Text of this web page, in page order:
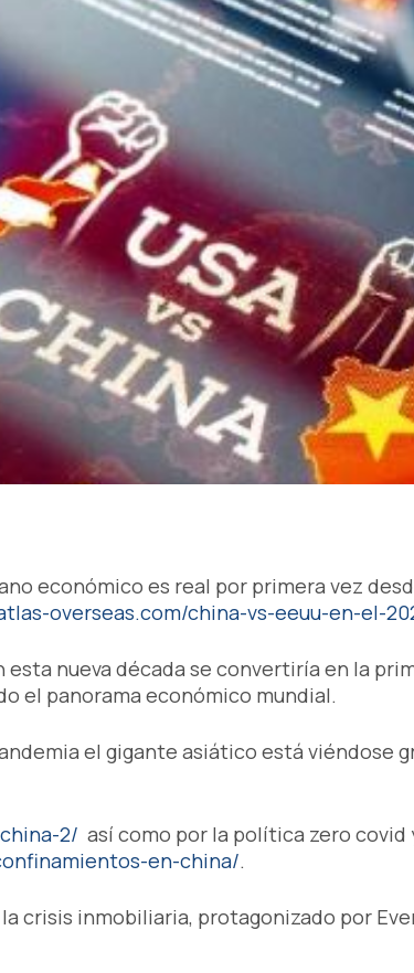
económico es real por primera vez
overseas.com/china-vs-eeuu-en-el-
nueva década se convertiría en la
el panorama económico mundial.
el gigante asiático está viéndose
2/ así como por la política zero
en-china/.
crisis inmobiliaria, protagonizado por